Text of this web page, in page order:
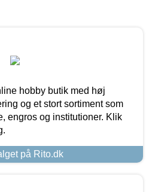
hobby butik med høj
og et stort sortiment som
engros og institutioner. Klik
på Rito.dk